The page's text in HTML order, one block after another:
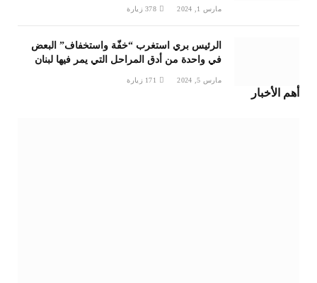
مارس 1, 2024 378 زيارة
الرئيس بري استغرب “خفّة واستخفاف” البعض
في واحدة من أدق المراحل التي يمر فيها لبنان
مارس 5, 2024 171 زيارة
أهم الأخبار